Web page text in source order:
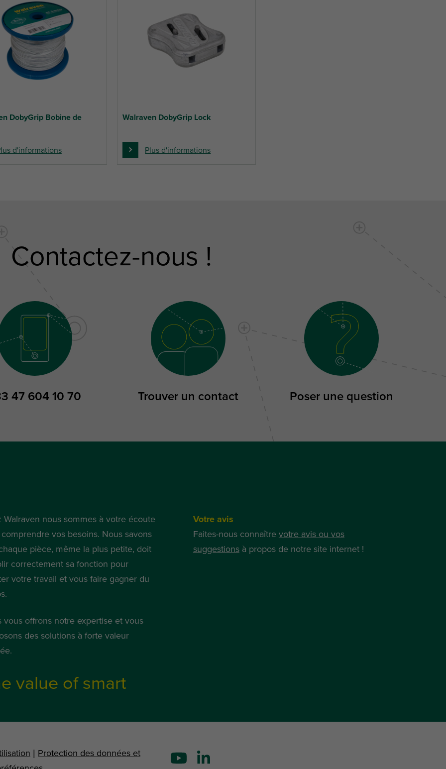
DobyGrip Bobine de
d'informations
Walraven DobyGrip Lock
Plus d'informations
Contactez-nous !
47 604 10 70 Trouver un contact Poser une question
Walraven nous sommes à votre écoute
vos besoins. Nous savons
pièce, même la plus petite, doit
correctement sa fonction pour
votre travail et vous faire gagner du
vous offrons notre expertise et vous
des solutions à forte valeur
value of smart
Votre avis
Faites-nous connaître votre avis ou vos
suggestionsà propos de notre site internet !
| Protection des données et